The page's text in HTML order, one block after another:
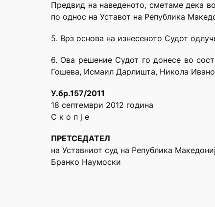
Предвид на наведеното, сметаме дека
по однос на Уставот на Република
5. Врз основа на изнесеното Судот
6. Ова решение Судот го донесе во
Гошева, Исмаил Дарлишта, Никола
У.бр.157/2011
18 септември 2012 година
С к о п ј е
ПРЕТСЕДАТЕЛ
на Уставниот суд на Република
Бранко Наумоски